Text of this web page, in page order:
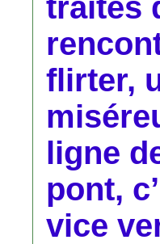
traites
flirter,
ligne
pont,
vice